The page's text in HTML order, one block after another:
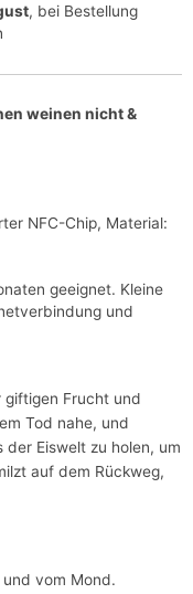
, bei Bestellung
weinen nicht &
NFC-Chip, Material:
geeignet. Kleine
und
giftigen Frucht und
Tod nahe, und
Eiswelt zu holen, um
auf dem Rückweg,
vom Mond.